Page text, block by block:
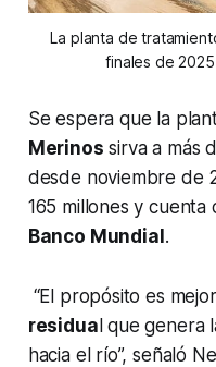
La planta de
finales de
Se espera que la
Merinos sirva a más
desde noviembre de
165 millones y cuenta
Banco Mundial.
“El propósito es
residual que genera
hacia el río”, señaló